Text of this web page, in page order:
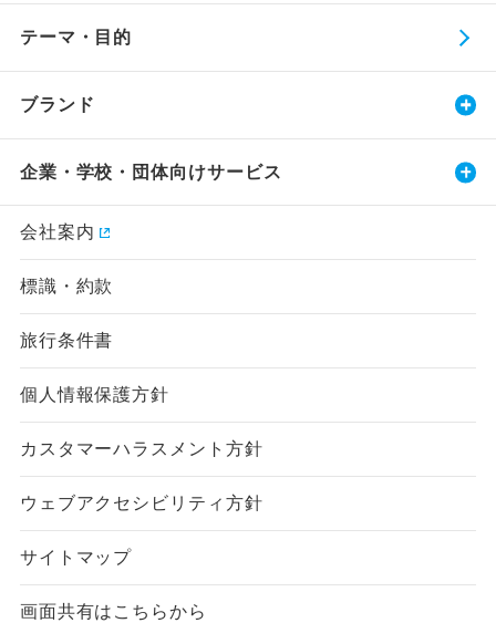
テーマ・目的
ブランド
企業・学校・団体向けサービス
会社案内
標識・約款
旅行条件書
個人情報保護方針
カスタマーハラスメント方針
ウェブアクセシビリティ方針
サイトマップ
画面共有はこちらから